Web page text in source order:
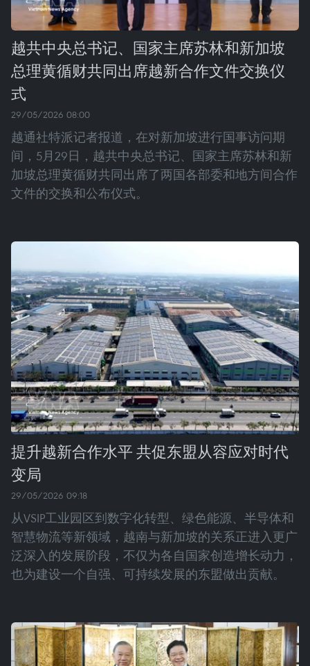
越共中央总书记、国家主席苏林和新加坡
总理黄循财共同出席越新合作文件交换仪
式
29/05/2026 08:00
越通社特派记者报道，在对新加坡进行国事访问期
间，5月29日，越共中央总书记、国家主席苏林和新
加坡总理黄循财共同出席了两国各部委和地方间合作
文件的交换和公布仪式。
提升越新合作水平 共促东盟从容应对时代
变局
29/05/2026 09:18
从VSIP工业园区到数字化转型、绿色能源、半导体和
智慧物流等新领域，越南与新加坡的关系正进入更广
泛深入的发展阶段，不仅为各自国家创造增长动力，
也为建设一个自强、可持续发展的东盟做出贡献。